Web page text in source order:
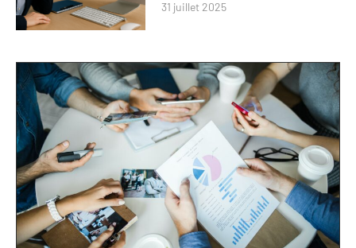
31 juillet 2025